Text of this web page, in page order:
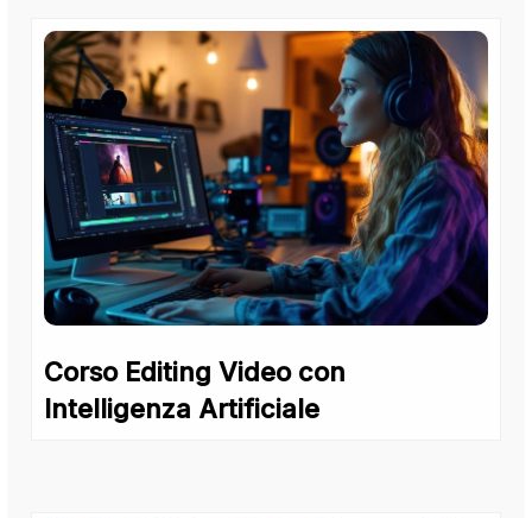
Corso Editing Video con
Intelligenza Artificiale